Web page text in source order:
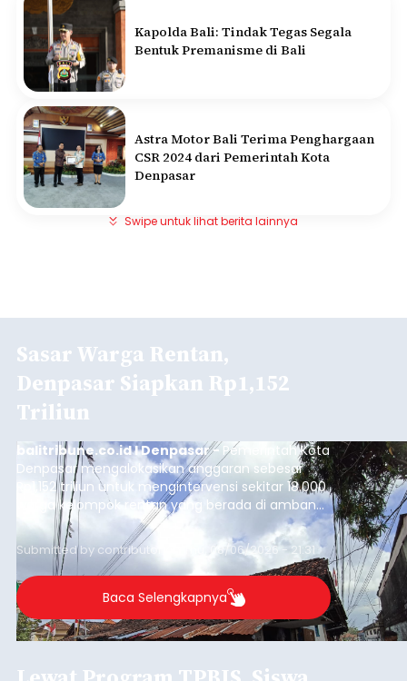
Kapolda Bali: Tindak Tegas Segala
Bentuk Premanisme di Bali
Astra Motor Bali Terima Penghargaan
CSR 2024 dari Pemerintah Kota
Denpasar
Swipe untuk lihat berita lainnya
Sasar Warga Rentan,
Denpasar Siapkan Rp1,152
Triliun
balitribune.co.id I Denpasar - Pemerintah Kota
Denpasar mengalokasikan anggaran sebesar
Rp1,152 triliun untuk mengintervensi sekitar 18.000
warga kelompok rentan yang berada di ambang
garis kemiskinan. Langkah strategis ini diambil
guna menjaga masyarakat yang berada pada
kelompok desil 5 dan 6 tersebut agar tidak
merosot ke kategori miskin.
Submitted by contributor Thu, 08/06/2026 - 21:31
Baca Selengkapnya